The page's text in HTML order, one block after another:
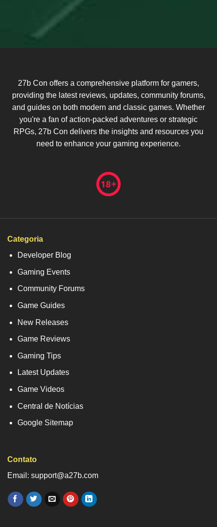
27b Con offers a comprehensive platform for gamers,
providing the latest reviews, updates, community forums,
and guides on both modern and classic games. Whether
you're a fan of action-packed adventures or strategic
RPGs, 27b Con delivers the insights and resources you
need to enhance your gaming experience.
Categoria
Developer Blog
Gaming Events
Community Forums
Game Guides
New Releases
Game Reviews
Gaming Tips
Latest Updates
Game Videos
Central de Notícias
Google Sitemap
Contato
Email: support@a27b.com